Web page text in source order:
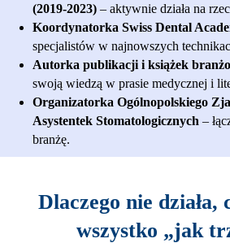
(2019-2023) – aktywnie działa na
Koordynatorka Swiss Dental
specjalistów w najnowszych
Autorka publikacji i książek
swoją wiedzą w prasie medycznej i
Organizatorka Ogólnopolskiego
Asystentek Stomatologicznych –
branżę.
Dlaczego nie działa,
wszystko „jak